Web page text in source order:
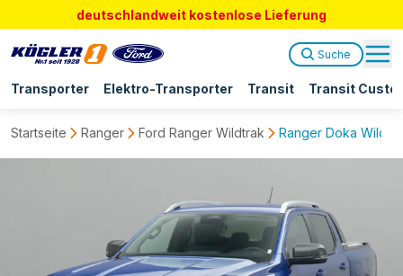
deutschlandweit kostenlose Lieferung
Transporter Elektro-Transporter Transit Transit
Suche
Startseite Ranger Ford Ranger Wildtrak Ranger Doka